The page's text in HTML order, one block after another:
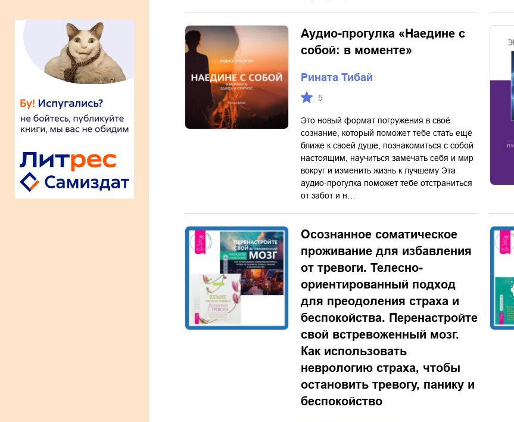
Аудио-прогулка «Наедине с
собой: в моменте»
Рината Тибай
5
Это новый формат погружения в своё
сознание, который поможет тебе стать ещё
ближе к своей душе, познакомиться с собой
настоящим, научиться замечать себя и мир
вокруг и изменить жизнь к лучшему Эта
аудио-прогулка поможет тебе отстраниться
от забот и н…
Осознанное соматическое
проживание для избавления
от тревоги. Телесно-
ориентированный подход
для преодоления страха и
беспокойства. Перенастройте
свой встревоженный мозг.
Как использовать
неврологию страха, чтобы
остановить тревогу, панику и
беспокойство